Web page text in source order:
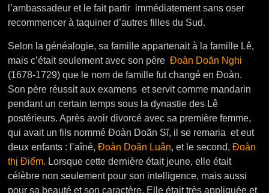
l’ambassadeur et le fait partir immédiatement sans oser
recommencer à taquiner d’autres filles du Sud.
Selon la généalogie, sa famille appartenait à la famille Lê,
mais c’était seulement avec son père Đoàn Doãn Nghi
(1678-1729) que le nom de famille fut changé en Đoàn.
Son père réussit aux examens et servit comme mandarin
pendant un certain temps sous la dynastie des Lê
postérieurs. Après avoir divorcé avec sa première femme,
qui avait un fils nommé Đoàn Doãn Sĩ, il se remaria et eut
deux enfants : l’aîné,Đoàn Doãn Luân, et le second,Đoàn
thị Điểm. Lorsque cette dernière était jeune, elle était
célèbre non seulement pour son intelligence, mais aussi
pour sa beauté et son caractère. Elle était très appliquée et